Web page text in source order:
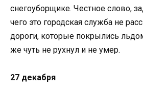
снегоуборщике. Честное слово,
чего это городская служба не
дороги, которые покрылись
же чуть не рухнул и не умер.
27 декабря